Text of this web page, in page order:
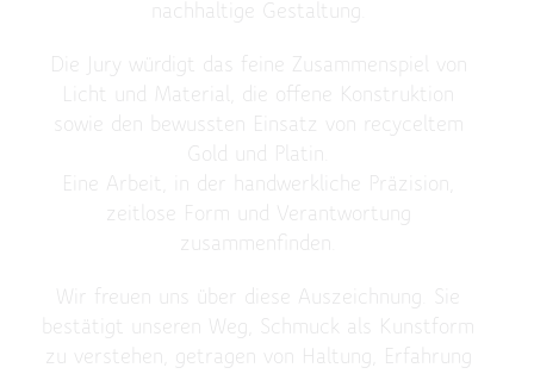
nachhaltige Gestaltung.
Die Jury würdigt das feine Zusammenspiel von
Licht und Material, die offene Konstruktion
sowie den bewussten Einsatz von recyceltem
Gold und Platin.
Eine Arbeit, in der handwerkliche Präzision,
zeitlose Form und Verantwortung
zusammenfinden.
Wir freuen uns über diese Auszeichnung. Sie
bestätigt unseren Weg, Schmuck als Kunstform
zu verstehen, getragen von Haltung, Erfahrung